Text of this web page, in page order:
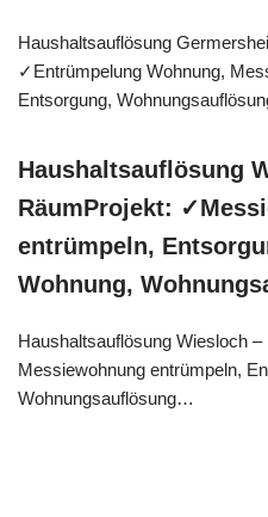
Haushaltsauflösung
✓Entrümpelung Wohnung,
Entsorgung,
Haushaltsauflösung
RäumProjekt:
entrümpeln,
Wohnung,
Haushaltsauflösung Wiesloch –
Messiewohnung entrümpeln,
Wohnungsauflösung…